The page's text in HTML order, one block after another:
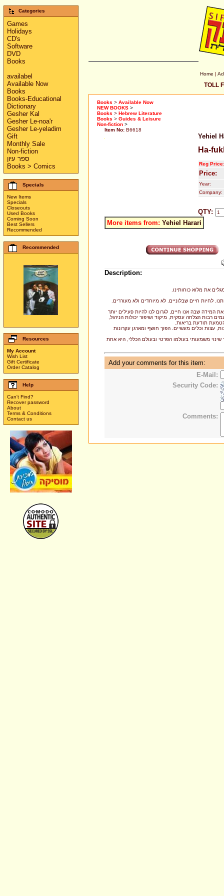
Categories
Games
Holidays
CD's
Software
DVD
Books
availabel
Available Now
Books
Books-Educational
Dictionary
Gesher Kal
Gesher Le-noa'r
Gesher Le-yeladim
Gift
Monthly Sale
Non-fiction
ספר עיון
Books > Comics
Specials
New Items
Specials
Closeouts
Used Books
Coming Soon
Best Sellers
Recommended
Recommended
Resources
My Account
Wish List
Gift Certificate
Order Catalog
Help
Can't Find?
Recover password
About
Terms & Conditions
Contact us
Home |
TOLL
Books > Available Now
NEW BOOKS >
Books > Hebrew Literature
Books > Guides & Leisure
Non-fiction >
Item No: B6618
Yehiel
Ha-
Reg Price:
Price:
Year:
Company:
QTY:
More items from: Yehiel Harari
Description:
את מלוא כוחותינו.
לחיות חיים שבלוניים. לא מיוחדים ולא מעוררים.
המידה שבה אנו חיים, לגרום לנו להיות פעילים יותר
רבות הצלחה עסקית, מיקוד ושיפור יכולות הניהול,
תודעת בריאות.
עצות וכלים מעשיים. הפוך חושף ומארגן עקרונות
משמעותי בעולמו הפרטי ובעולם הכללי, היא אחת
Add your comments for this item:
E-Mail:
Security Code:
Comments: